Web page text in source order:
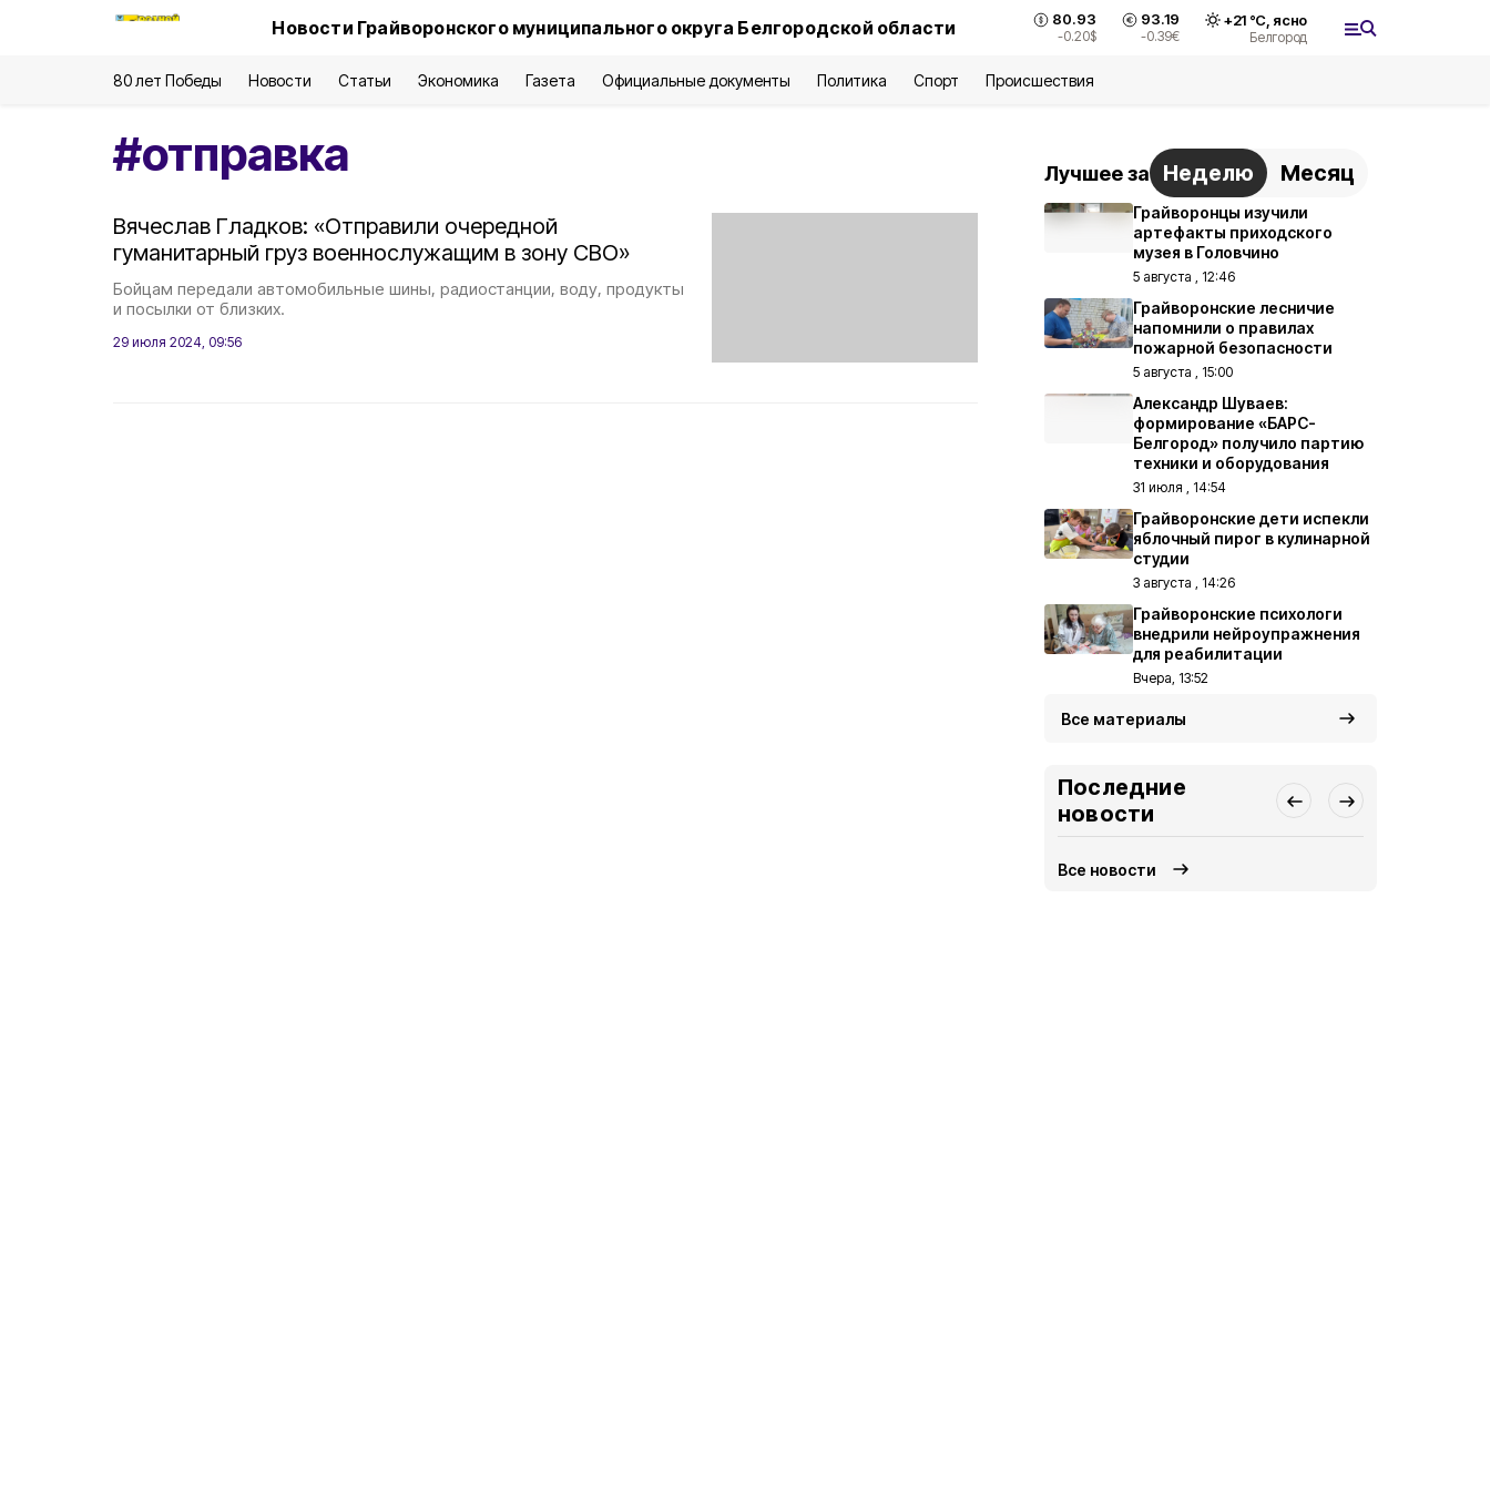
Новости Грайворонского муниципального округа Белгородской области 80.93
-0.20$
93.19
-0.39€
+21°С, ясно
Белгород
80 лет Победы Новости Статьи Экономика Газета Официальные документы Политика Спорт Происшествия
#отправка
Вячеслав Гладков: «Отправили очередной
гуманитарный груз военнослужащим в зону СВО»
Бойцам передали автомобильные шины, радиостанции, воду, продукты
и посылки от близких.
29 июля 2024, 09:56
Лучшее за Неделю Месяц
Грайворонцы изучили
артефакты приходского
музея в Головчино
5 августа , 12:46
Грайворонские лесничие
напомнили о правилах
пожарной безопасности
5 августа , 15:00
Александр Шуваев:
формирование «БАРС-
Белгород» получило партию
техники и оборудования
31 июля , 14:54
Грайворонские дети испекли
яблочный пирог в кулинарной
студии
3 августа , 14:26
Грайворонские психологи
внедрили нейроупражнения
для реабилитации
Вчера, 13:52
Все материалы
Последние
новости
Все новости